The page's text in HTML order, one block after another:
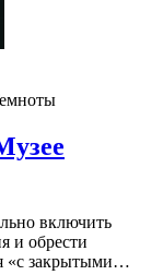
включить
и обрести
«с закрытыми…